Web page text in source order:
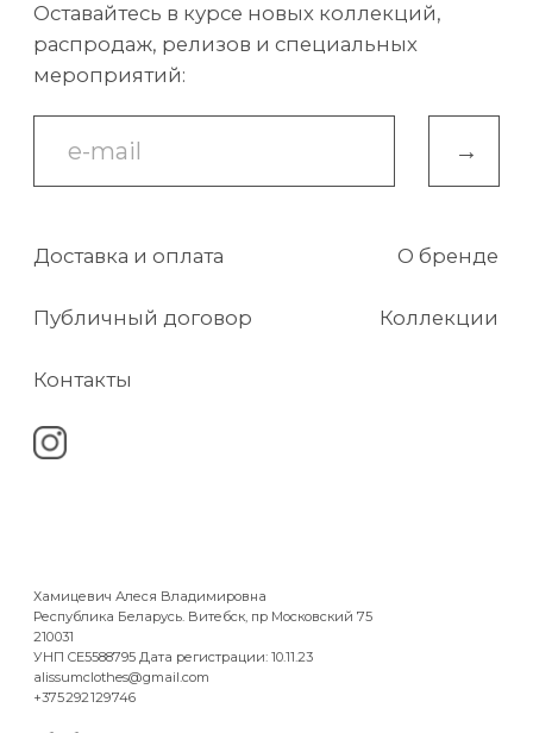
Республика Беларусь. Витебск, пр Московский 75
210 031
УНП CE5588795 Дата регистрации: 10.11.23
alissumclothes@gmail.com
пн — вск с 10:00 до 20:00
Онлайн-заказ: круглосуточно
работ и образцов, по которым может быть